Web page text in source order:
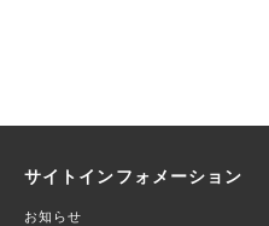
サイトインフォメーション
お知らせ